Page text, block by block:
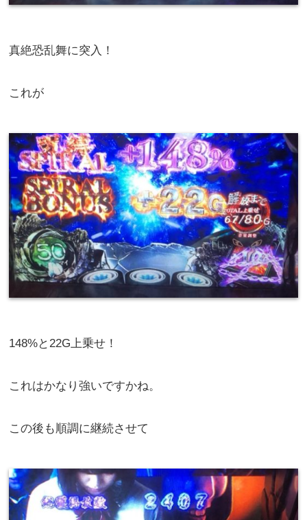
真絶恐乱舞に突入！
これが
148%と22G上乗せ！
これはかなり強いですかね。
この後も順調に継続させて